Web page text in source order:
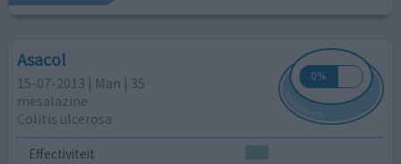
Asacol
15-07-2013 | Man | 35
mesalazine
Colitis ulcerosa
Effectiviteit